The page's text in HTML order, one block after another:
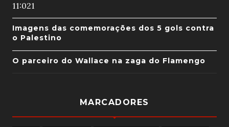
11:021
Imagens das comemorações dos 5 gols contra
o Palestino
O parceiro do Wallace na zaga do Flamengo
MARCADORES